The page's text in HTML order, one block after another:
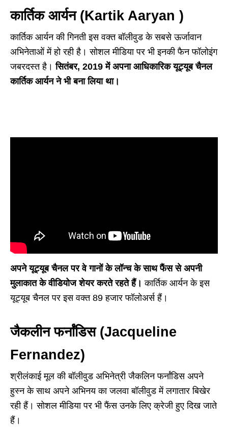
कार्तिक आर्यन (Kartik Aaryan )
कार्तिक आर्यन की गिनती इस वक्त बॉलीवुड के सबसे ऊर्जावान
अभिनेताओं में हो रही है। सोशल मीडिया पर भी इनकी फैन फॉलोइंग
जबरदस्त है। सितंबर, 2019 में अपना आधिकारिक यूट्यूब चैनल
कार्तिक आर्यन ने भी बना लिया था।
अपने यूट्यूब चैनल पर वे गानों के लॉन्च के साथ फैंस से अपनी
मुलाकात के वीडियोज शेयर करते रहते हैं। कार्तिक आर्यन के इस
यूट्यूब चैनल पर इस वक्त 89 हजार फॉलोअर्स हैं।
जैकलीन फर्नांडिस (Jacqueline
Fernandez)
श्रीलंकाई मूल की बॉलीवुड अभिनेत्री जैकलिन फर्नांडिस अपने
हुस्न के साथ अपने अभिनय का जलवा बॉलीवुड में लगातार बिखेर
रही हैं। सोशल मीडिया पर भी फैंस उनके लिए क्रेजी हुए दिख जाते
हैं।